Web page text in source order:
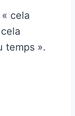
cela
temps ».